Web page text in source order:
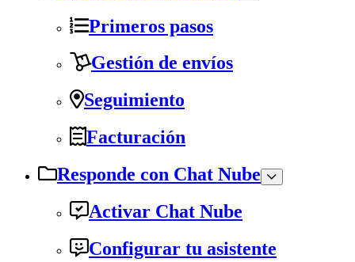
Primeros pasos
Gestión de envíos
Seguimiento
Facturación
Responde con Chat Nube
Activar Chat Nube
Configurar tu asistente